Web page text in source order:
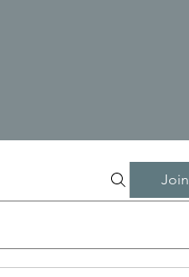
Join